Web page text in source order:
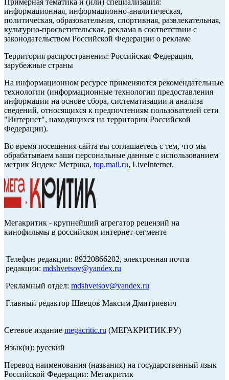
Примерная тематика и (или) специализация:
информационная, информационно-аналитическая,
политическая, образовательная, спортивная, развлекательная,
культурно-просветительская, реклама в соответствии с
законодательством Российской Федерации о рекламе
Территория распространения: Российская Федерация,
зарубежные страны
На информационном ресурсе применяются рекомендательные
технологии (информационные технологии предоставления
информации на основе сбора, систематизации и анализа
сведений, относящихся к предпочтениям пользователей сети
"Интернет", находящихся на территории Российской
Федерации).
Во время посещения сайта вы соглашаетесь с тем, что мы
обрабатываем ваши персональные данные с использованием
метрик Яндекс Метрика, top.mail.ru, LiveInternet.
Мегакритик - крупнейший агрегатор рецензий на
кинофильмы в российском интернет-сегменте
Телефон редакции: 89220866202, электронная почта
редакции: mdshvetsov@yandex.ru
Рекламный отдел: mdshvetsov@yandex.ru
Главный редактор Швецов Максим Дмитриевич
Сетевое издание megacritic.ru (МЕГАКРИТИК.РУ)
Язык(и): русский
Перевод наименования (названия) на государственный язык
Российской Федерации: Мегакритик